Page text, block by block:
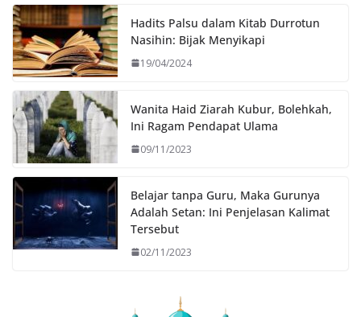
Hadits Palsu dalam Kitab Durrotun
Nasihin: Bijak Menyikapi
19/04/2024
Wanita Haid Ziarah Kubur, Bolehkah,
Ini Ragam Pendapat Ulama
09/11/2023
Belajar tanpa Guru, Maka Gurunya
Adalah Setan: Ini Penjelasan Kalimat
Tersebut
02/11/2023